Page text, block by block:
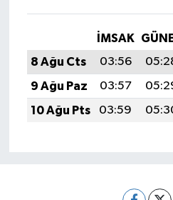
İMSAK
8 Ağu Cts
03:56
9 Ağu Paz
03:57
10 Ağu Pts
03:59